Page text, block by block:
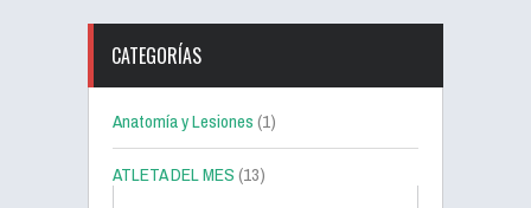
CATEGORÍAS
Anatomía y Lesiones(1)
ATLETA DEL MES(13)